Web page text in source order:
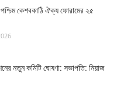
কেশবকাঠি ঐক্য ফোরামের ২৫
নতুন কমিটি ঘোষণা: সভাপতি: নিয়াজ